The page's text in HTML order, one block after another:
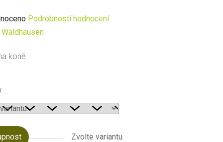
Podrobnosti hodnocení
Waldhausen
koně
Zvolte variantu